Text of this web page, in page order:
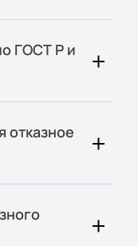
ГОСТ Р и
отказное